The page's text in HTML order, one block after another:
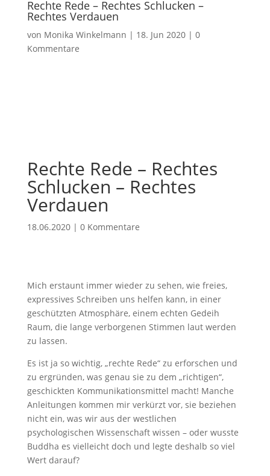
Rechte Rede – Rechtes Schlucken –
Rechtes Verdauen
von Monika Winkelmann | 18. Jun 2020| 0
Kommentare
Rechte Rede – Rechtes
Schlucken – Rechtes
Verdauen
18.06.2020| 0 Kommentare
Mich erstaunt immer wieder zu sehen, wie freies,
expressives Schreiben uns helfen kann, in einer
geschützten Atmosphäre, einem echten Gedeih
Raum, die lange verborgenen Stimmen laut werden
zu lassen.
Es ist ja so wichtig, „rechte Rede“ zu erforschen und
zu ergründen, was genau sie zu dem „richtigen“,
geschickten Kommunikationsmittel macht! Manche
Anleitungen kommen mir verkürzt vor, sie beziehen
nicht ein, was wir aus der westlichen
psychologischen Wissenschaft wissen – oder wusste
Buddha es vielleicht doch und legte deshalb so viel
Wert darauf?